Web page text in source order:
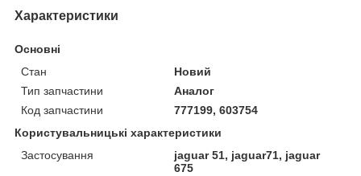
Характеристики
Основні
Стан
Новий
Тип запчастини
Аналог
Код запчастини
777199, 603754
Користувальницькі характеристики
Застосування
jaguar 51, jaguar71, jaguar
675